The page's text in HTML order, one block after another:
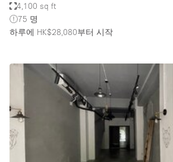
Furniture
Garden
Ground Floor
Handicap Accessible
Haussmann Style
4,100 sq ft
75 명
하루에 HK$28,080부터 시작